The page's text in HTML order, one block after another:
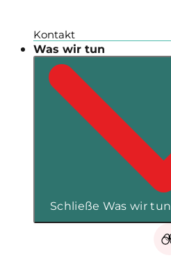
Kontakt
Was wir tun
Schließe Was wir tun